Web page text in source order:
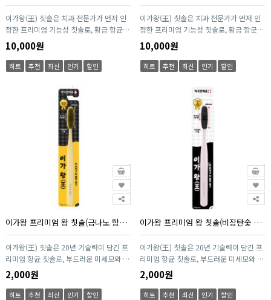
이가왕(王) 칫솔은 치과 전문가가 먼저 인
정한 프리미엄 기능성 칫솔로, 황금 항균모
와 초미세모를 결합해 치간 깊숙한 부분까
지 깔끔하게 세정합니다. 2중 구조 미세모
가 플라그를 효과적으로 제거하며, 특수 설
계된 슬림 헤드가 잇몸 자극을 최소화합니
다. 고급 PET 손잡이와 인체공학적 디자인
으로 사용 편의성을 높였고, 20년 제조 노
하우를 갖춘 전문 생산라인에서 위생적으
로 제작되어 온 가족이 안심하고 사용할 수
있는 고품격 항균 칫솔입니다.
10,000원
히트 추천 최신 인기 할인
이가왕(王) 칫솔은 치과 전문가가 먼저 인
정한 프리미엄 기능성 칫솔로, 황금 항균모
와 초미세모를 결합해 치간 깊숙한 부분까
지 깔끔하게 세정합니다. 2중 구조 미세모
가 플라그를 효과적으로 제거하며, 특수 설
계된 슬림 헤드가 잇몸 자극을 최소화합니
다. 고급 PET 손잡이와 인체공학적 디자인
으로 사용 편의성을 높였고, 20년 제조 노
하우를 갖춘 전문 생산라인에서 위생적으
로 제작되어 온 가족이 안심하고 사용할 수
있는 고품격 항균 칫솔입니다.
10,000원
히트 추천 최신 인기 할인
이가왕 프리미엄 왕 칫솔(금나노 항균칫솔, 1P)
이가왕(王) 칫솔은 20년 기술력이 담긴 프
리미엄 항균 칫솔로, 부드러운 미세모와 강
력한 5겹 항균모가 치아와 잇몸을 동시에
보호합니다. 독자적인 황금 실버모와 항균
PET 소재를 사용해 세균 번식을 억제하며,
2,000원
히트 추천 최신 인기 할인
이가왕 프리미엄 왕 칫솔(비장탄숯 항균칫솔, 1P)
이가왕(王) 칫솔은 20년 기술력이 담긴 프
리미엄 항균 칫솔로, 부드러운 미세모와 강
력한 5겹 항균모가 치아와 잇몸을 동시에
보호합니다. 독자적인 황금 실버모와 항균
PET 소재를 사용해 세균 번식을 억제하며,
2,000원
히트 추천 최신 인기 할인